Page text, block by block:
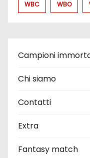
WBC WBO
Campioni
Chi siamo
Contatti
Extra
Fantasy match